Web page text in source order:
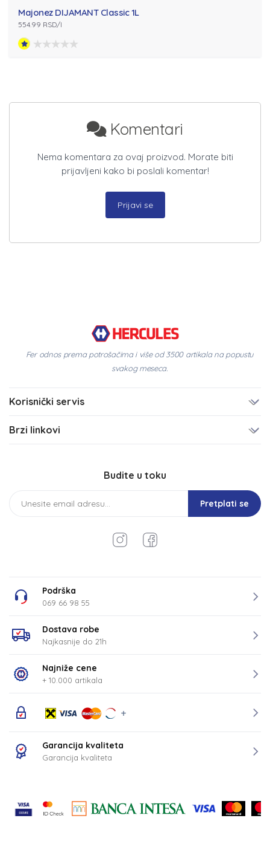
Majonez DIJAMANT Classic 1L
554.99 RSD/l
Komentari
Nema komentara za ovaj proizvod. Morate biti
prijavljeni kako bi poslali komentar!
Prijavi se
Fer odnos prema potrošačima i više od 3500 artikala na popustu
svakog meseca.
Korisnički servis
Brzi linkovi
Budite u toku
Pretplati se
Podrška
069 66 98 55
Dostava robe
Najkasnije do 21h
Najniže cene
+ 10.000 artikala
Garancija kvaliteta
Garancija kvaliteta